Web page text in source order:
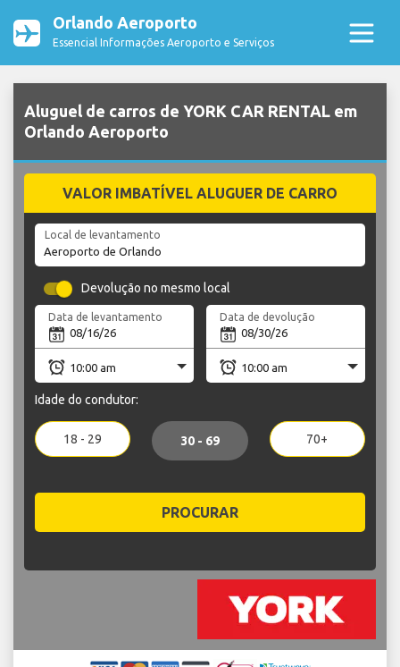
Orlando Aeroporto
Essencial Informações Aeroporto e Serviços
Aluguel de carros de YORK CAR RENTAL em
Orlando Aeroporto
VALOR IMBATÍVEL ALUGUER DE CARRO
Local de levantamento
Devolução no mesmo local
Data de levantamento Data de devolução
Idade do condutor:
18 - 29 30 - 69 70+
PROCURAR